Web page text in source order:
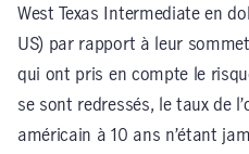
West Texas Intermediate en
US) par rapport à leur
qui ont pris en compte le
se sont redressés, le taux de
américain à 10 ans n’étant